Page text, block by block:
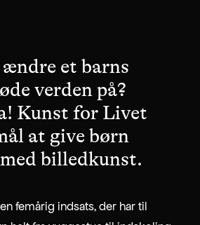
et barns
verden på?
Kunst for Livet
at give børn
billedkunst.
femårig indsats, der har til